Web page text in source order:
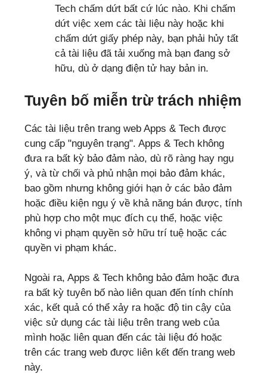
Tech chấm dứt bất cứ lúc nào. Khi chấm
dứt việc xem các tài liệu này hoặc khi
chấm dứt giấy phép này, bạn phải hủy tất
cả tài liệu đã tải xuống mà bạn đang sở
hữu, dù ở dạng điện tử hay bản in.
Tuyên bố miễn trừ trách nhiệm
Các tài liệu trên trang web Apps & Tech được
cung cấp "nguyên trạng". Apps & Tech không
đưa ra bất kỳ bảo đảm nào, dù rõ ràng hay ngụ
ý, và từ chối và phủ nhận mọi bảo đảm khác,
bao gồm nhưng không giới hạn ở các bảo đảm
hoặc điều kiện ngụ ý về khả năng bán được, tính
phù hợp cho một mục đích cụ thể, hoặc việc
không vi phạm quyền sở hữu trí tuệ hoặc các
quyền vi phạm khác.
Ngoài ra, Apps & Tech không bảo đảm hoặc đưa
ra bất kỳ tuyên bố nào liên quan đến tính chính
xác, kết quả có thể xảy ra hoặc độ tin cậy của
việc sử dụng các tài liệu trên trang web của
mình hoặc liên quan đến các tài liệu đó hoặc
trên các trang web được liên kết đến trang web
này.